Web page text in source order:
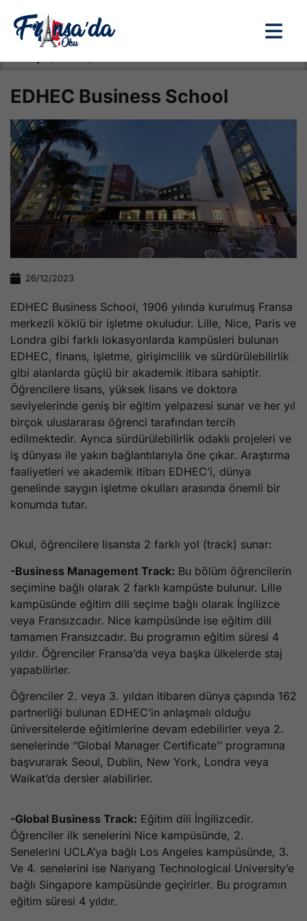
EDHEC Business School
26/12/2023
EDHEC Business School, 1906 yılında kurulmuş Fransa
merkezli köklü bir işletme okuludur. Lille, Nice, Paris ve
Londra gibi farklı lokasyonlarda kampüsleri bulunan
EDHEC, finans, işletme, girişimcilik ve sürdürülebilirlik
gibi alanlarda güçlü bir akademik itibara sahiptir.
Öğrencilere lisans, yüksek lisans ve doktora
seviyelerinde geniş bir eğitim yelpazesi sunar ve her yıl
birçok uluslararası öğrenci tarafından tercih
edilmektedir. Ayrıca sürdürülebilirlik odaklı projeleri ve
iş dünyası ile yakın bağlantılarıyla öne çıkar. Araştırma
faaliyetleri ve akademik itibarı EDHEC’i, dünya
genelinde saygın işletme okulları arasında önemli bir
konumda tutar.
Okul, öğrencilere lisansta 2 farklı yol (track) sunar:
-Business Management Track: Bu bölüm öğrencilerin
seçimine bağlı olarak 2 farklı kampüste bulunur. Lille
kampüsünde eğitim dili seçime bağlı olarak İngilizce
veya Fransızcadır. Nice kampüsünde ise eğitim dili
tamamen Fransızcadır. Bu programın eğitim süresi 4
yıldır. Öğrenciler Fransa’da veya başka ülkelerde staj
yapabilirler.
Öğrenciler 2. veya 3. yıldan itibaren dünya çapında 162
partnerliği bulunan EDHEC’in anlaşmalı olduğu
üniversitelerde eğitimlerine devam edebilirler veya 2.
senelerinde ‘’Global Manager Certificate’’ programına
başvurarak Seoul, Dublin, New York, Londra veya
Waikat’da dersler alabilirler.
-Global Business Track: Eğitim dili İngilizcedir.
Öğrenciler ilk senelerini Nice kampüsünde, 2.
Senelerini UCLA’ya bağlı Los Angeles kampüsünde, 3.
Ve 4. senelerini ise Nanyang Technological University’e
bağlı Singapore kampüsünde geçirirler. Bu programın
eğitim süresi 4 yıldır.